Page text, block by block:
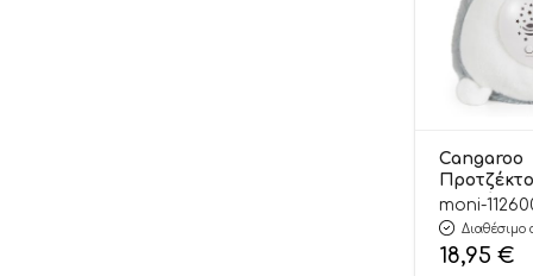
Cangaroo
Νυκτός
moni-
Διαθέσιμο
18,95 €